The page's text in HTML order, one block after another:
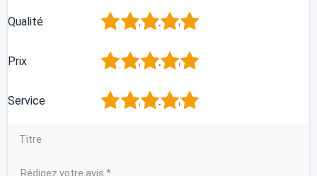
Qualité 5
4
3
2
Prix 5
4
3
2
Service 5
4
3
2